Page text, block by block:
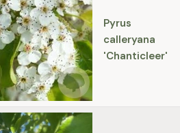
Pyrus
calleryana
'Chanticleer'